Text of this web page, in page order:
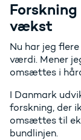
vækst
Nu har jeg
værdi. Mener
omsættes i
I Danmark
forskning, der
omsættes til
bundlinjen.